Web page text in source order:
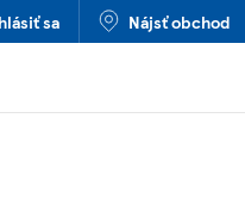
sa Nájsť obchod